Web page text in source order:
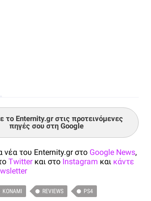
το Enternity.gr στις προτεινόμενες
πηγές σου στη Google
νέα του Enternity.gr στο Google News,
Twitterκαι στο Instagram και κάντε
KONAMI REVIEWS PS4